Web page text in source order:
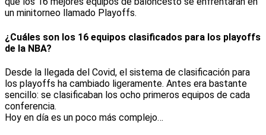
un minitorneo llamado Playoffs.
¿Cuáles son los 16 equipos clasificados para los playoffs
de la NBA?
Desde la llegada del Covid, el sistema de clasificación para
los playoffs ha cambiado ligeramente. Antes era bastante
sencillo: se clasificaban los ocho primeros equipos de cada
conferencia.
Hoy en día es un poco más complejo…